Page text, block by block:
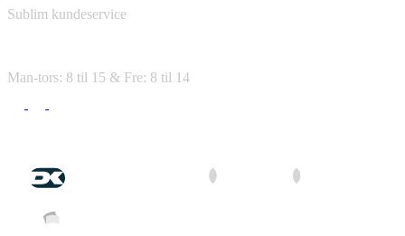
Sublim kundeservice
Man-tors: 8 til 15 & Fre: 8 til 14